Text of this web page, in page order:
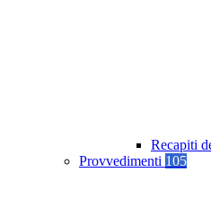
Recapiti
Provvedimenti 105